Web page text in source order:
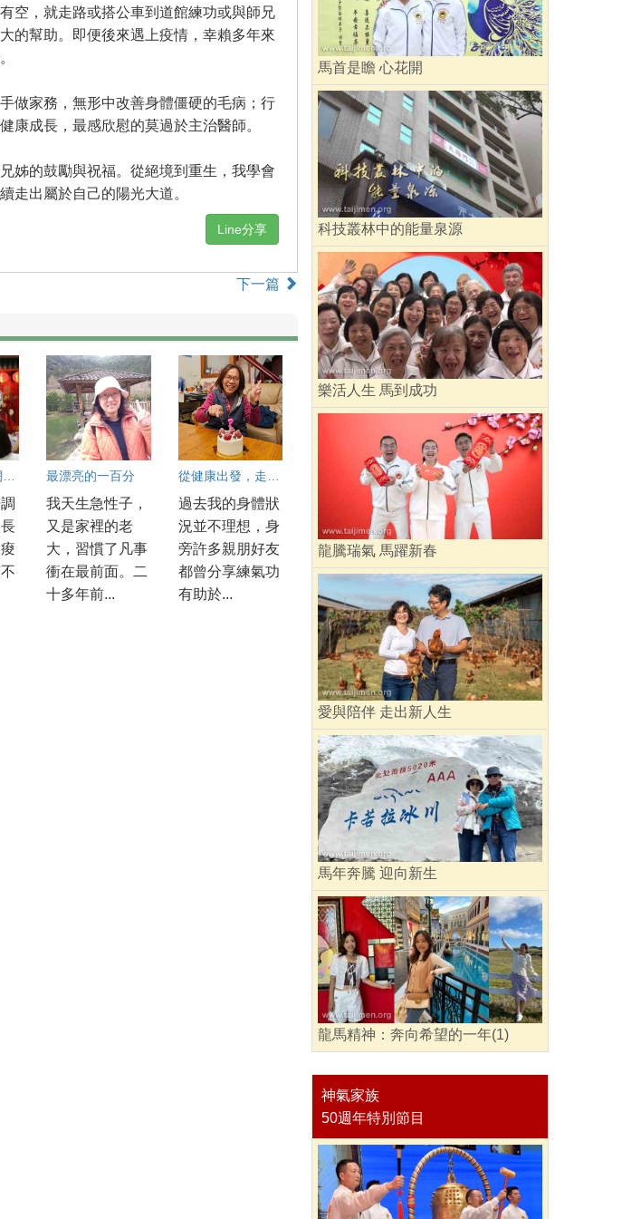
，就走路或搭公車到道館練功或與師兄
的幫助。即便後來遇上疫情，幸賴多年來
家務，無形中改善身體僵硬的毛病；行
康成長，最感欣慰的莫過於主治醫師。
的鼓勵與祝福。從絕境到重生，我學會
走出屬於自己的陽光大道。
Line分享
下一篇
最漂亮的一百分
我天生急性子，
又是家裡的老
大，習慣了凡事
衝在最前面。二
十多年前...
過去我的身體狀
況並不理想，身
旁許多親朋好友
都曾分享練氣功
有助於...
馬首是瞻 心花開
科技叢林中的能量泉源
樂活人生 馬到成功
龍騰瑞氣 馬躍新春
愛與陪伴 走出新人生
馬年奔騰 迎向新生
龍馬精神：奔向希望的一年(1)
神氣家族
50週年特別節目